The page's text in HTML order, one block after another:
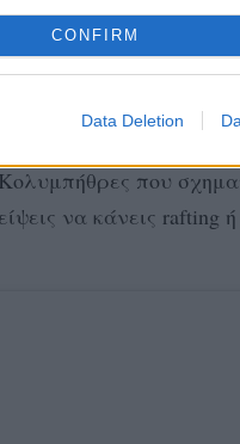
CONFIRM
Data Deletion
την πανέμορφη
πολλές
από ευχάριστες
όπως την
που
να κάνεις rafting